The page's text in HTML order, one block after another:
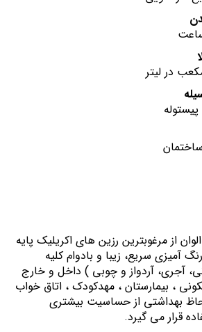
از مرغوبترين رزين هاي اكريليك پايه
آمیزی سریع، زیبا و بادوام کلیه
آجری، آردواز و چوبی ) داخل و خارج
مسكوني ، بيمارستان ، مهدكودك ، اتاق خواب
بهداشتي از حساسيت بيشتري
قرار می گیرد.